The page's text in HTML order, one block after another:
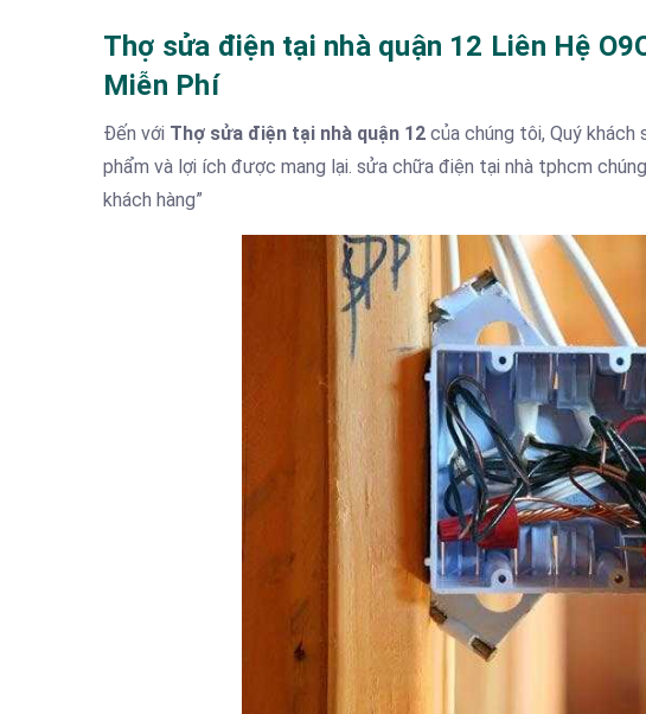
Thợ sửa điện tại nhà quận 12 Liên Hệ
Miễn Phí
Đến với Thợ sửa điện tại nhà quận 12 của chúng tôi, Quý
phẩm và lợi ích được mang lại. sửa chữa điện tại nhà tphcm
khách hàng”